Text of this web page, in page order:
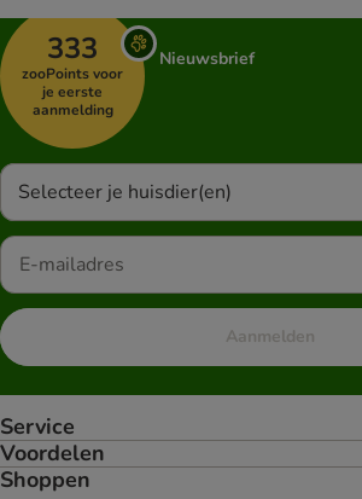
333
zooPoints voor
je eerste
aanmelding
Nieuwsbrief
Selecteer je huisdier(en)
Aanmelden
Service
Voordelen
Shoppen